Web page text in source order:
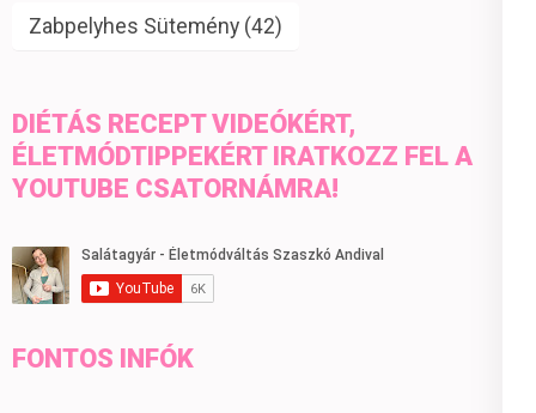
Zabpelyhes Sütemény (42)
DIÉTÁS RECEPT VIDEÓKÉRT,
ÉLETMÓDTIPPEKÉRT IRATKOZZ FEL A
YOUTUBE CSATORNÁMRA!
FONTOS INFÓK